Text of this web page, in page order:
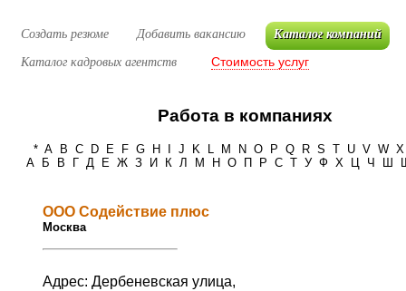
Создать резюме Добавить вакансию Каталог компаний
Каталог кадровых агентств Стоимость услуг
Работа в компаниях
* A B C D E F G H J K L M N O P Q R S T U V W X
А
Б В Г Д Е Ж З И К Л М Н О П Р С Т У Ф Х Ц Ч Ш
ООО Содействие плюс
Москва
Адрес: Дербеневская улица,